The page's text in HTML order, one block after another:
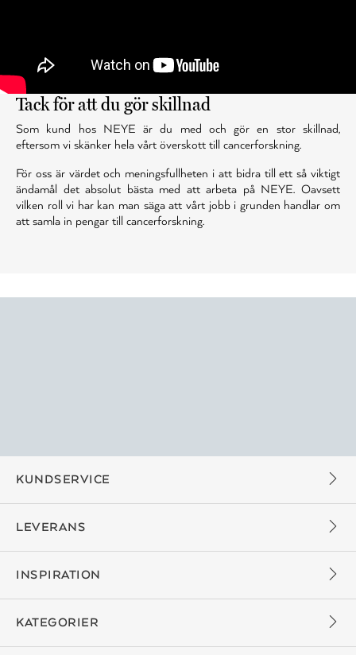
Tack för att du gör skillnad
Som kund hos NEYE är du med och gör en stor skillnad,
eftersom vi skänker hela vårt överskott till cancerforskning.
För oss är värdet och meningsfullheten i att bidra till ett så viktigt
ändamål det absolut bästa med att arbeta på NEYE. Oavsett
vilken roll vi har kan man säga att vårt jobb i grunden handlar om
att samla in pengar till cancerforskning.
KUNDSERVICE
LEVERANS
INSPIRATION
KATEGORIER